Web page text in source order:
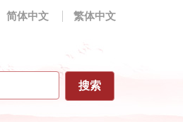
简体中文 繁体中文